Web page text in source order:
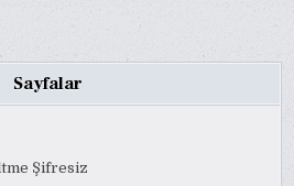
Sayfalar
Şifresiz